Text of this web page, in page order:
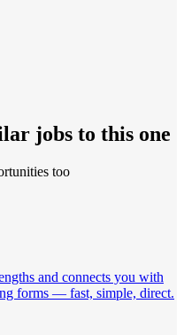
jobs to this one
too
and connects you with
forms — fast, simple, direct.